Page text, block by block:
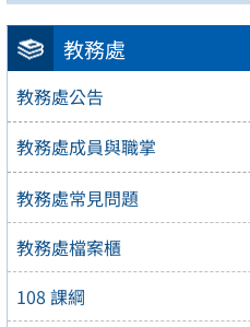
教務處
教務處公告
教務處成員與職掌
教務處常見問題
教務處檔案櫃
108 課綱